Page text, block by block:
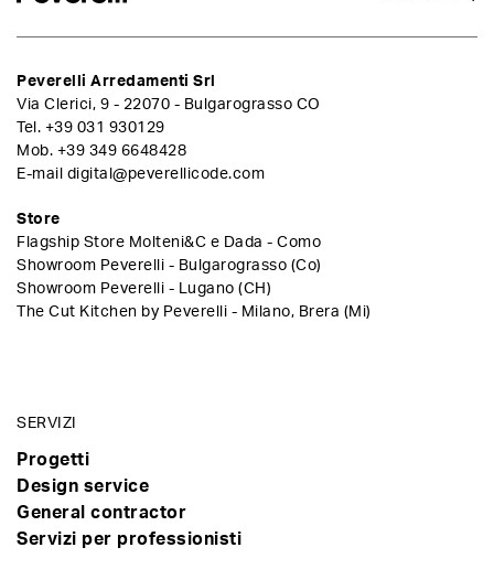
Peverelli Arredamenti Srl
Via Clerici, 9 - 22070 - Bulgarograsso CO
Tel. +39 031 930129
Mob. +39 349 6648428
E-mail digital@peverellicode.com
Store
Flagship Store Molteni&C e Dada - Como
Showroom Peverelli - Bulgarograsso (Co)
Showroom Peverelli - Lugano (CH)
The Cut Kitchen by Peverelli - Milano, Brera (Mi)
SERVIZI
Progetti
Design service
General contractor
Servizi per professionisti